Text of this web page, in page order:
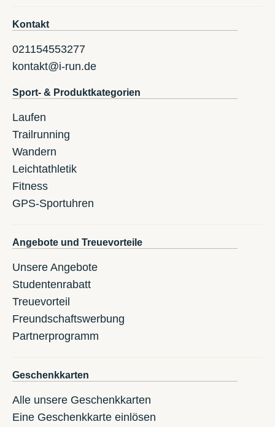
Kontakt
021154553277
kontakt@i-run.de
Sport- & Produktkategorien
Laufen
Trailrunning
Wandern
Leichtathletik
Fitness
GPS-Sportuhren
Angebote und Treuevorteile
Unsere Angebote
Studentenrabatt
Treuevorteil
Freundschaftswerbung
Partnerprogramm
Geschenkkarten
Alle unsere Geschenkkarten
Eine Geschenkkarte einlösen